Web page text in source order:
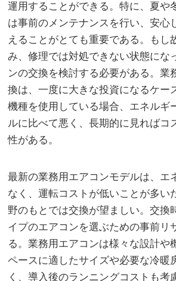
運用することができる。特に、夏や
は事前のメンテナンスを行い、安心
えることがとても重要である。もし
み、修理では対処できない状態にな
ンの交換を検討する必要がある。業
換は、一度に大きな投資になるケー
機種を使用している場合、エネルギ
ルに比べて悪く、長期的に見ればコ
性がある。
最新の業務用エアコンモデルは、エ
なく、運転コストが低いことが多い
野のもとでは交換が望ましい。交換
イプのエアコンを選ぶための事前リ
る。業務用エアコンは様々な設計や
ペースに適したサイズや必要な冷暖
く、導入後のランニングコストも考